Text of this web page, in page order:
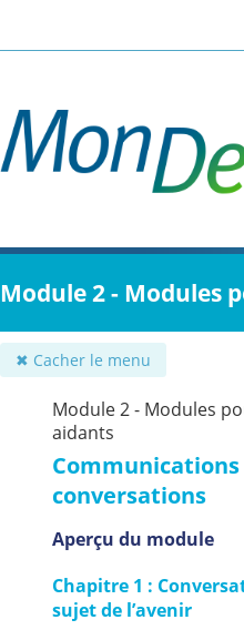
contenu
Module 2 - Modules
✖ Cacher le menu
Module 2 - Modules
aidants
conversations
Aperçu du module
Chapitre 1 :
sujet de l’avenir